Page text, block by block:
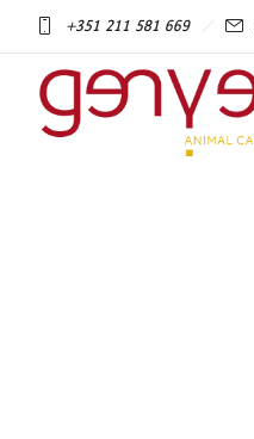
+351 211 581 669